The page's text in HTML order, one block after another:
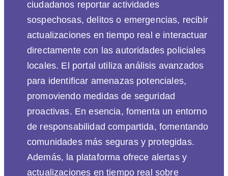
ciudadanos reportar actividades
sospechosas, delitos o emergencias, recibir
actualizaciones en tiempo real e interactuar
directamente con las autoridades policiales
locales. El portal utiliza análisis avanzados
para identificar amenazas potenciales,
promoviendo medidas de seguridad
proactivas. En esencia, fomenta un entorno
de responsabilidad compartida, fomentando
comunidades más seguras y protegidas.
Además, la plataforma ofrece alertas y
actualizaciones en tiempo real sobre